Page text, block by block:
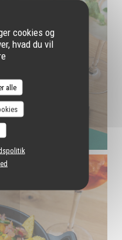
cookies og
hvad du vil
alle